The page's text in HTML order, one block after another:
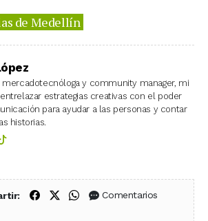
de Medellín
mercadotecnóloga y community manager, mi
estrategias creativas con el poder
para ayudar a las personas y contar
historias.
Compartir en Facebook
Compartir en X (Twitter)
Compartir en WhatsApp
Comentarios